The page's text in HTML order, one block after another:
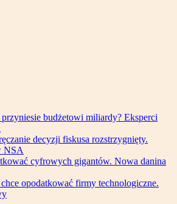
budżetowi miliardy? Eksperci
decyzji fiskusa rozstrzygnięty.
NSA
cyfrowych gigantów. Nowa danina
opodatkować firmy technologiczne.